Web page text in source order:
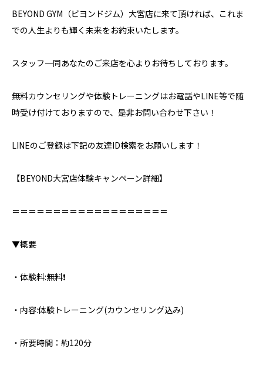
BEYOND GYM（ビヨンドジム）大宮店に来て頂ければ、これま
での人生よりも輝く未来をお約束いたします。
スタッフ一同あなたのご来店を心よりお待ちしております。
無料カウンセリングや体験トレーニングはお電話やLINE等で随
時受け付けておりますので、是非お問い合わせ下さい！
LINEのご登録は下記の友達ID検索をお願いします！
【BEYOND大宮店体験キャンペーン詳細】⁣
＝＝＝＝＝＝＝＝＝＝＝＝＝＝＝＝＝＝＝⁣
▼概要⁣
・体験料:無料❗️
・内容:体験トレーニング(カウンセリング込み)
・所要時間：約120分